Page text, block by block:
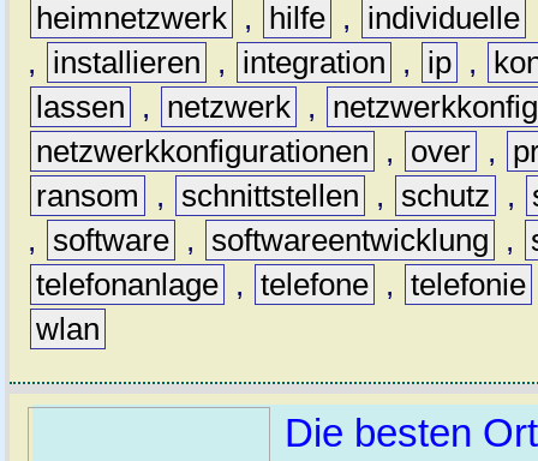
heimnetzwerk , hilfe , individuelle
,
installieren , integration , ip ,
lassen
, netzwerk ,
netzwerkkonfigurationen
, over ,
ransom
, schnittstellen , schutz ,
,
software , softwareentwicklung ,
telefonanlage , telefone , telefonie
wlan
Die besten